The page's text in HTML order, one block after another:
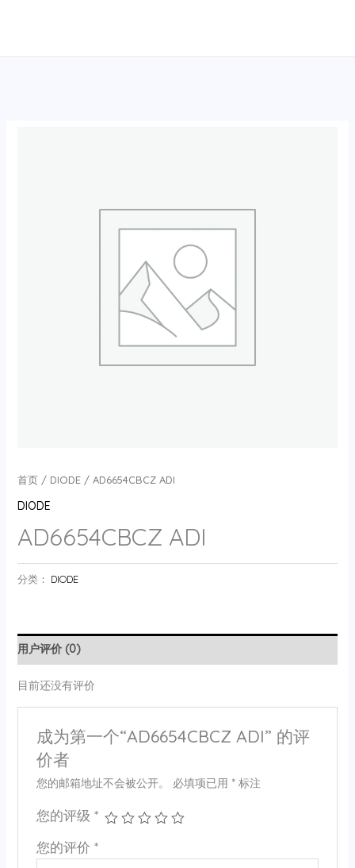
首页/ DIODE/ AD6654CBCZ ADI
DIODE
AD6654CBCZ ADI
分类： DIODE
用户评价 (0)
目前还没有评价
成为第一个“AD6654CBCZ ADI” 的评
价者
您的邮箱地址不会被公开。 必填项已用 *标注
您的评级 *
您的评价 *